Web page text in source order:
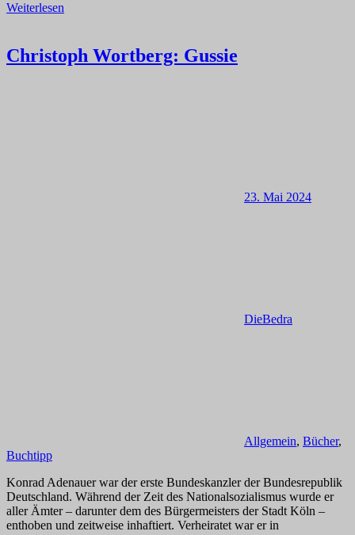
Weiterlesen
Christoph Wortberg: Gussie
23. Mai 2024
DieBedra
Allgemein, Bücher,
Buchtipp
Konrad Adenauer war der erste Bundeskanzler der Bundesrepublik
Deutschland. Während der Zeit des Nationalsozialismus wurde er
aller Ämter – darunter dem des Bürgermeisters der Stadt Köln –
enthoben und zeitweise inhaftiert. Verheiratet war er in